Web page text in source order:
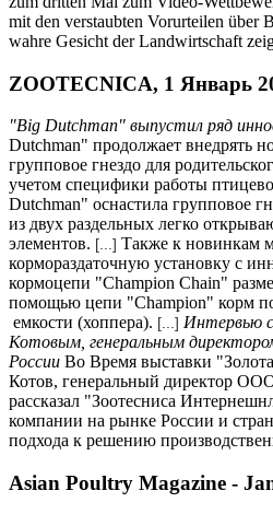
mit den verstaubten Vorurteilen über
wahre Gesicht der Landwirtschaft
ZOOTECNICA, 1 Январь
"Big Dutchman" выпустил ряд
Dutchman" продолжает внедрять
групповое гнездо для
учетом специфики работы
Dutchman" оснастила групповое
из двух раздельных легко
элементов. [...] Также к новинкам
кормораздаточную установку с
кормоцепи "Champion Chain"
помощью цепи "Champion" корм
емкости (хоппера). [...] Интервью
Котовым, генеральным
России Во Время выставки
Котов, генеральный директор
рассказал "Зоотесниса
компании на рынке России и
подхода к решению
Asian Poultry Magazine -